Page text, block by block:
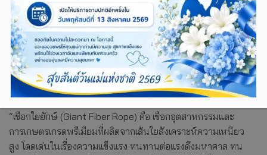
“เชือกใยยักษ์ (Giant Fiber Rope) คือ เชือกอุตสาหกรรมและ
การเกษตรเกรดพรีเมียมที่ผลิตจากเส้นใยสังเคราะห์ความเหนียว
สูง โดดเด่นในเรื่องความแข็งแรง ทนทานต่อแรงดึงมหาศาล ทน